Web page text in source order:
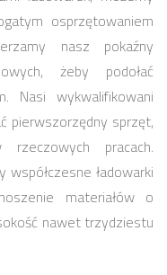
osprzętowaniem
nasz pokaźny
żeby podołać
Nasi wykwalifikowani
pierwszorzędny sprzęt,
pracach.
ładowarki
materiałów o
nawet trzydziestu